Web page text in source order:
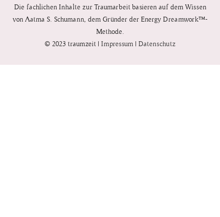
Die fachlichen Inhalte zur Traumarbeit basieren auf dem Wissen
von Aatma S. Schumann, demGründer der Energy Dreamwork™-
Methode.
© 2023 traumzeit | Impressum | Datenschutz